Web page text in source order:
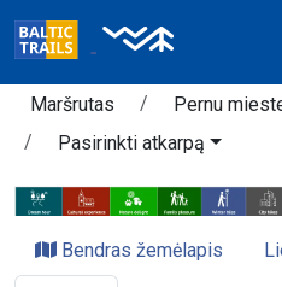
Maršrutas
Pernu
Pasirinkti atkarpą
Bendras žemėlapis